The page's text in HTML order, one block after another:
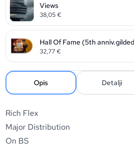
Views
38,05€
32,77€
Opis Detalji
Rich Flex
Major Distribution
On BS